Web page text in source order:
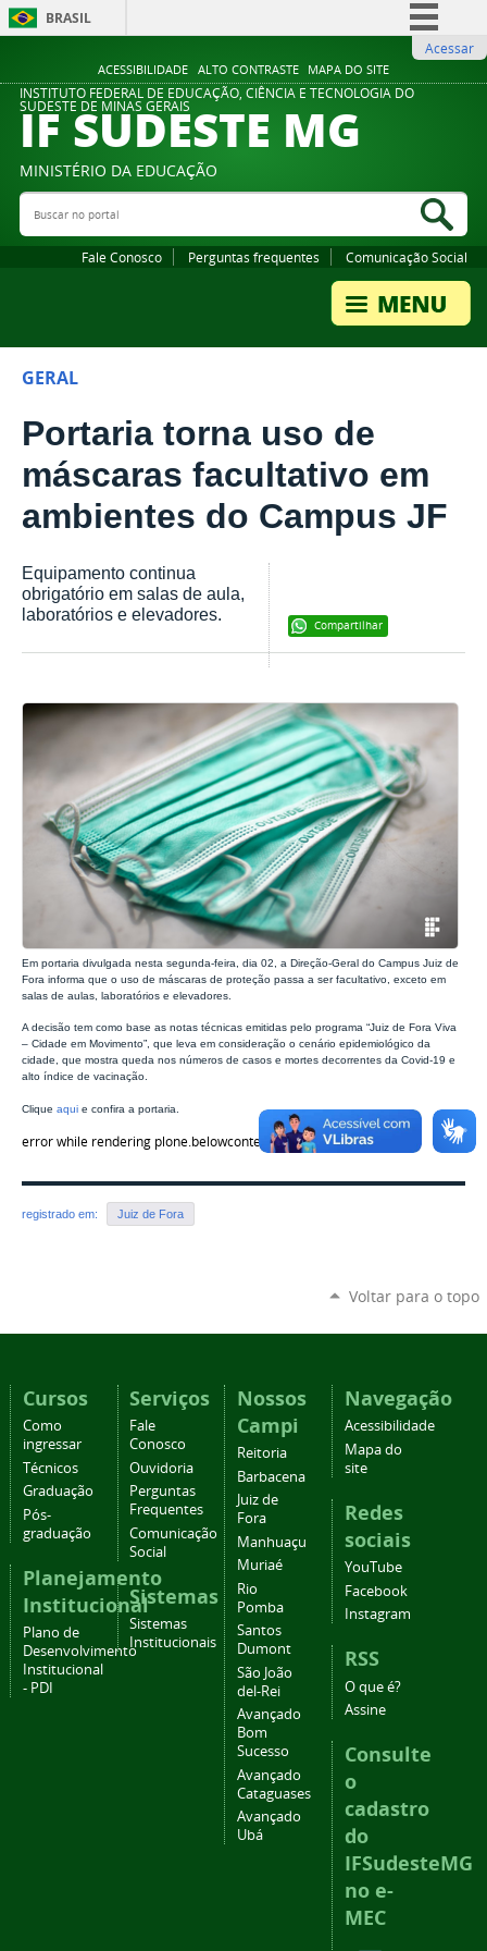
ACESSIBILIDADE ALTO CONTRASTE MAPA DO SITE
BRASIL
Comunica BR
Participe
Legislação
Acessar
INSTITUTO FEDERAL DE EDUCAÇÃO, CIÊNCIA E TECNOLOGIA DO
SUDESTE DE MINAS GERAIS
IF SUDESTE MG
MINISTÉRIO DA EDUCAÇÃO
Buscar no portal
Fale Conosco Perguntas frequentes Comunicação Social
GERAL
Portaria torna uso de
máscaras facultativo em
ambientes do Campus JF
Compartilhar
Equipamento continua
obrigatório em salas de aula,
laboratórios e elevadores.
Em portaria divulgada nesta segunda-feira, dia 02, a Direção-Geral do Campus Juiz de
Fora informa que o uso de máscaras de proteção passa a ser facultativo, exceto em
salas de aulas, laboratórios e elevadores.
A decisão tem como base as notas técnicas emitidas pelo programa “Juiz de Fora Viva
– Cidade em Movimento”, que leva em consideração o cenário epidemiológico da
cidade, que mostra queda nos números de casos e mortes decorrentes da Covid-19 e
alto índice de vacinação.
Clique aqui e confira a portaria.
error while rendering plone.belowcontenttitle.contents
registrado em: Juiz de Fora
Voltar para o topo
Cursos
Como
ingressar
Técnicos
Graduação
Pós-
graduação
Planejamento
Institucional
Plano de
Desenvolvimento
Institucional
- PDI
Serviços
Fale
Conosco
Ouvidoria
Perguntas
Frequentes
Comunicação
Social
Sistemas
Sistemas
Institucionais
Nossos
Campi
Reitoria
Barbacena
Juiz de
Fora
Manhuaçu
Muriaé
Rio
Pomba
Santos
Dumont
São João
del-Rei
Avançado
Bom
Sucesso
Avançado
Cataguases
Avançado
Ubá
Navegação
Acessibilidade
Mapa do
site
Redes
sociais
YouTube
Facebook
Instagram
RSS
O que é?
Assine
Consulte
o
cadastro
do
IFSudesteMG
no e-
MEC